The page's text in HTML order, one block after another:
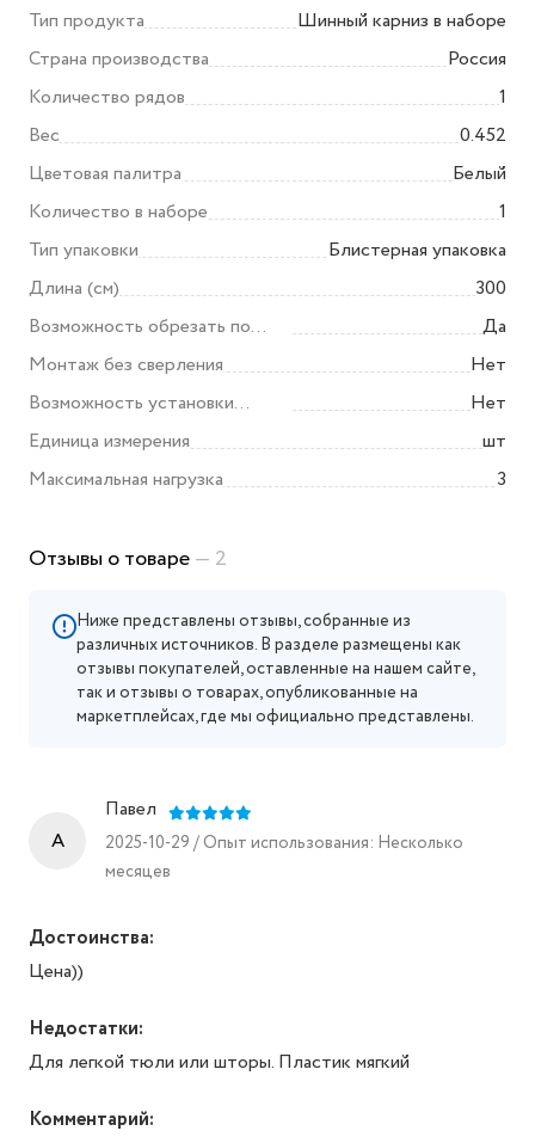
Тип продукта
Шинный карниз в наборе
Страна производства
Россия
Количество рядов
1
Вес
0.452
Цветовая палитра
Белый
Количество в наборе
1
Тип упаковки
Блистерная упаковка
Длина (см)
300
Возможность обрезать по
размеру
Да
Монтаж без сверления
Нет
Возможность установки
бленды
Нет
Единица измерения
шт
Максимальная нагрузка
3
Отзывы о товаре— 2
Ниже представлены отзывы, собранные из
различных источников. В разделе размещены как
отзывы покупателей, оставленные на нашем сайте,
так и отзывы о товарах, опубликованные на
маркетплейсах, где мы официально представлены.
A
Павел
2025-10-29 / Опыт использования: Несколько
месяцев
Достоинства:
Цена))
Недостатки:
Для легкой тюли или шторы. Пластик мягкий
Комментарий: